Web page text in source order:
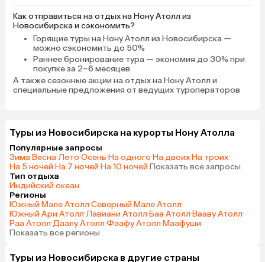
Как отправиться на отдых на Нону Атолл из
Новосибирска и сэкономить?
Горящие туры на Нону Атолл из Новосибирска —
можно сэкономить до 50%
Раннее бронирование тура — экономия до 30% при
покупке за 2–6 месяцев
А такжесезонные акции на отдых на Нону Атолл и
специальные предложения от ведущих туроператоров
Туры из Новосибирска на курорты Нону Атолла
Популярные запросы
Зима·Весна·Лето·Осень·На одного·На двоих·На троих·
На 5 ночей·На 7 ночей·На 10 ночей·Показать все запросы
Тип отдыха
Индийский океан
Регионы
Южный Мале Атолл·Северный Мале Атолл·
Южный Ари Атолл·Лавиани Атолл·Баа Атолл·Вааву Атолл·
Раа Атолл·Даалу Атолл·Фаафу Атолл·Маафуши·
Показать все регионы
Туры из Новосибирска в другие страны